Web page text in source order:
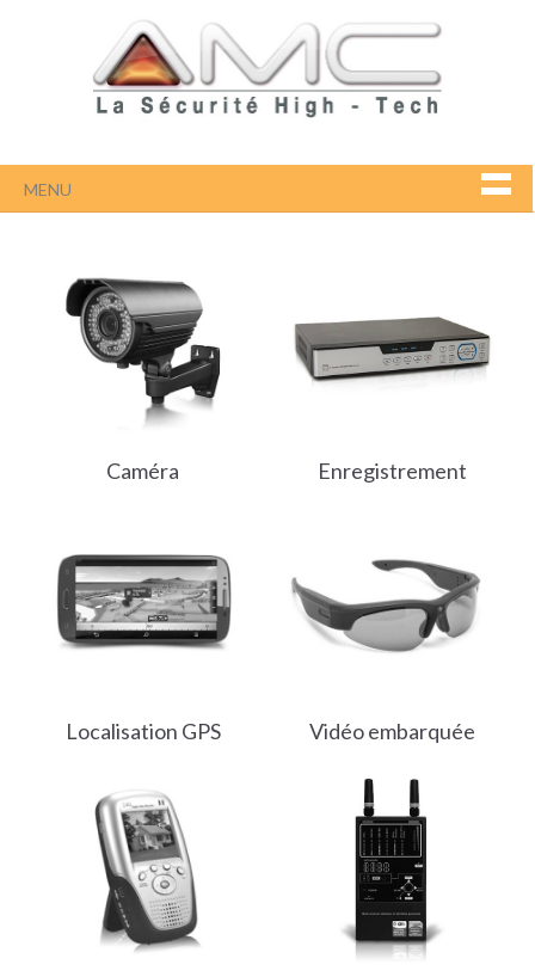
MENU
Caméra Enregistrement
Localisation GPS Vidéo embarquée